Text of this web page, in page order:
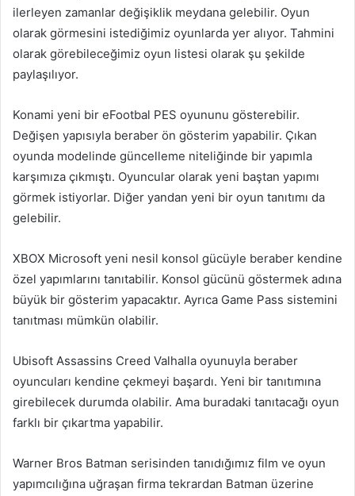
ilerleyen zamanlar değişiklik meydana gelebilir. Oyun
olarak görmesini istediğimiz oyunlarda yer alıyor. Tahmini
olarak görebileceğimiz oyun listesi olarak şu şekilde
paylaşılıyor.
Konami yeni bir eFootbal PES oyununu gösterebilir.
Değişen yapısıyla beraber ön gösterim yapabilir. Çıkan
oyunda modelinde güncelleme niteliğinde bir yapımla
karşımıza çıkmıştı. Oyuncular olarak yeni baştan yapımı
görmek istiyorlar. Diğer yandan yeni bir oyun tanıtımı da
gelebilir.
XBOX Microsoft yeni nesil konsol gücüyle beraber kendine
özel yapımlarını tanıtabilir. Konsol gücünü göstermek adına
büyük bir gösterim yapacaktır. Ayrıca Game Pass sistemini
tanıtması mümkün olabilir.
Ubisoft Assassins Creed Valhalla oyunuyla beraber
oyuncuları kendine çekmeyi başardı. Yeni bir tanıtımına
girebilecek durumda olabilir. Ama buradaki tanıtacağı oyun
farklı bir çıkartma yapabilir.
Warner Bros Batman serisinden tanıdığımız film ve oyun
yapımcılığına uğraşan firma tekrardan Batman üzerine